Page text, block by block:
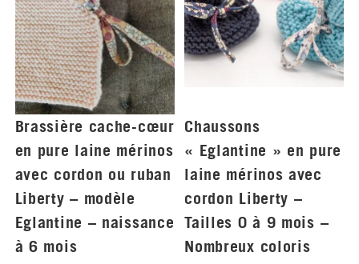
Brassière cache-cœur
en pure laine mérinos
avec cordon ou ruban
Liberty – modèle
Eglantine – naissance
à 6 mois
Chaussons
« Eglantine » en pure
laine mérinos avec
cordon Liberty –
Tailles 0 à 9 mois –
Nombreux coloris